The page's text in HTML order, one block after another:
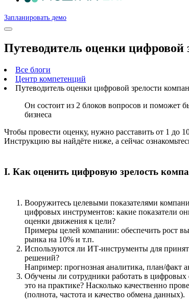
Запланировать демо
Путеводитель оценки
Все блоги
Центр компетенций
Путеводитель оценки цифровой зрелости
Он состоит из 2 блоков вопросов и поможет
бизнеса
Чтобы провести оценку, нужно расставить от 1 до
Инструкцию вы найдёте ниже, а сейчас
I. Как оценить цифровую зрелость
Вооружитесь целевыми показателями
цифровых инструментов: какие показатели
оценки движения к цели?
Примеры целей компании: обеспечить рост
рынка на 10% и т.п.
Используются ли ИТ-инструменты для
решений?
Например: прогнозная аналитика, план/факт
Обучены ли сотрудники работать в цифровых
это на практике? Насколько качественно
(полнота, частота и качество обмена данных).